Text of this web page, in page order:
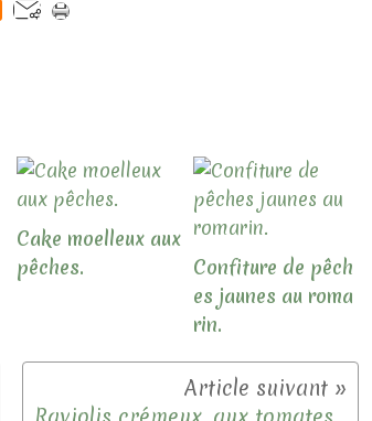
Cake moelleux aux
pêches.
Confiture de pêch
es jaunes au roma
rin.